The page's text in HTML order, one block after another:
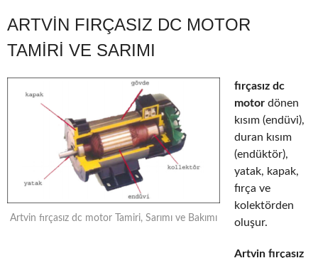
ARTVIN FIRÇASIZ DC MOTOR
TAMIRI VE SARIMI
Artvin fırçasız dc motor Tamiri, Sarımı ve Bakımı
fırçasız dc
motor dönen
kısım (endüvi),
duran kısım
(endüktör),
yatak, kapak,
fırça ve
kolektörden
oluşur.
Artvin fırçasız